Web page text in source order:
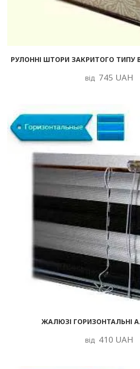
РУЛОННІ ШТОРИ ЗАКРИТОГО ТИПУ
від 745 UAH
ЖАЛЮЗІ ГОРИЗОНТАЛЬНІ
від 410 UAH